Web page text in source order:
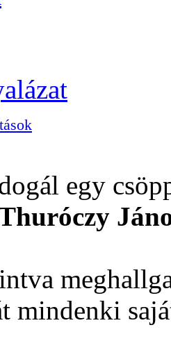
egy
mindenki